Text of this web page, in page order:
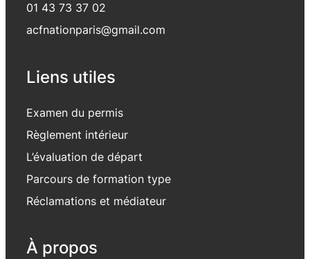
01 43 73 37 02
acfnationparis@gmail.com
Liens utiles
Examen du permis
Règlement intérieur
L’évaluation de départ
Parcours de formation type
Réclamations et médiateur
À propos